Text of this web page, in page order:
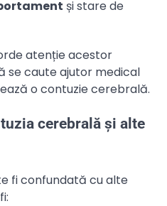
și stare de
atenție acestor
se caute ajutor medical
o contuzie cerebrală.
cerebrală și alte
fi confundată cu alte